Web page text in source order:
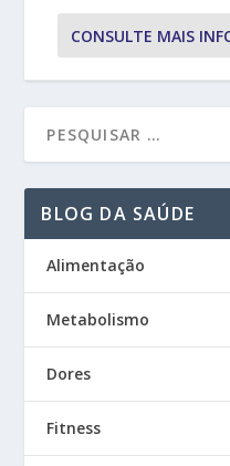
CONSULTE MAIS
BLOG DA SAÚDE
Alimentação
Metabolismo
Dores
Fitness